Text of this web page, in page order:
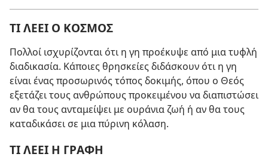
ΤΙ ΛΕΕΙ Ο ΚΟΣΜΟΣ
Πολλοί ισχυρίζονται ότι η γη προέκυψε από μια τυφλή
διαδικασία. Κάποιες θρησκείες διδάσκουν ότι η γη
είναι ένας προσωρινός τόπος δοκιμής, όπου ο Θεός
εξετάζει τους ανθρώπους προκειμένου να διαπιστώσει
αν θα τους ανταμείψει με ουράνια ζωή ή αν θα τους
καταδικάσει σε μια πύρινη κόλαση.
ΤΙ ΛΕΕΙ Η ΓΡΑΦΗ